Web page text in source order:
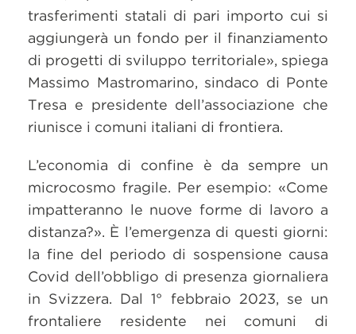
trasferimenti statali di pari importo cui si
aggiungerà un fondo per il finanziamento
di progetti di sviluppo territoriale», spiega
Massimo Mastromarino, sindaco di Ponte
Tresa e presidente dell’associazione che
riunisce i comuni italiani di frontiera.
L’economia di confine è da sempre un
microcosmo fragile. Per esempio: «Come
impatteranno le nuove forme di lavoro a
distanza?». È l’emergenza di questi giorni:
la fine del periodo di sospensione causa
Covid dell’obbligo di presenza giornaliera
in Svizzera. Dal 1° febbraio 2023, se un
frontaliere residente nei comuni di